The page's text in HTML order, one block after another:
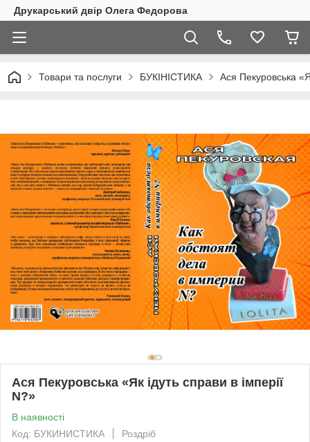
Друкарський двір Олега Федорова
Товари та послуги БУКІНІСТИКА Ася Пекуровська
Ася Пекуровська «Як ідуть справи в імперії
N?»
В наявності
Код: БУКИНИСТИКА
Роздріб